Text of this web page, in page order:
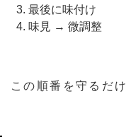
最後に味付け
味見 → 微調整
この順番を守るだ